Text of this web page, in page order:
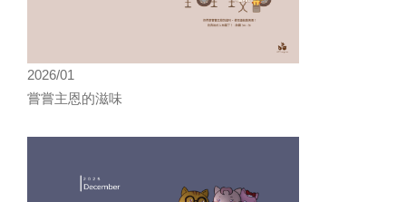
2026/01
嘗嘗主恩的滋味